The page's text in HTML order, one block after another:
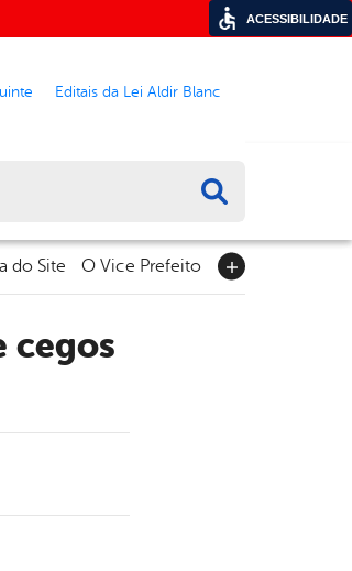
Editais da Lei Aldir Blanc
do Site O Vice Prefeito
ACESSIBILIDADE